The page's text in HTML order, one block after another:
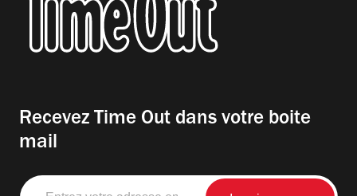
Recevez Time Out dans votre boite
mail
Entrez